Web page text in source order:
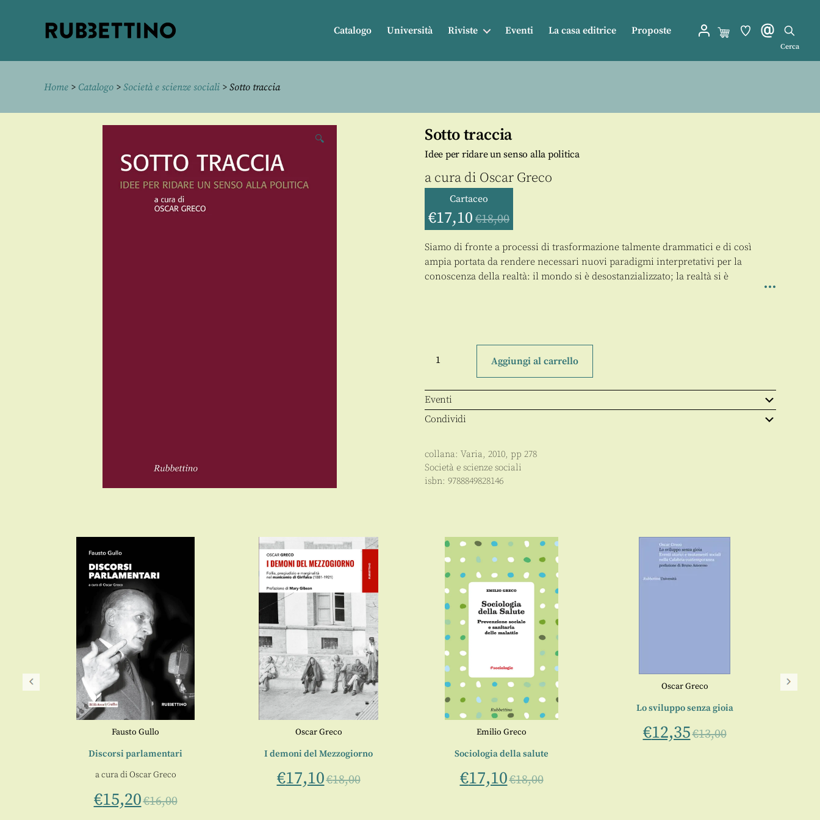
Catalogo Università Riviste Eventi La casa editrice Proposte
Cerca
Home > Catalogo > Società e scienze sociali > Sotto traccia
🔍 Sotto traccia
Idee per ridare un senso alla politica
a cura di Oscar Greco
Cartaceo
€17,10 €18,00
Siamo di fronte a processi di trasformazione talmente drammatici e di così
ampia portata da rendere necessari nuovi paradigmi interpretativi per la
conoscenza della realtà: il mondo si è desostanzializzato; la realtà si è
traccia
Aggiungi al carrello
Eventi
Condividi
collana: Varia, 2010, pp 278
Società e scienze sociali
isbn: 9788849828146
Fausto Gullo
Discorsi parlamentari
a cura diOscar Greco
€15,20€16,00
Oscar Greco
I demoni del Mezzogiorno
€17,10€18,00
Emilio Greco
Sociologia della salute
€17,10€18,00
Oscar Greco
Lo sviluppo senza gioia
€12,35€13,00